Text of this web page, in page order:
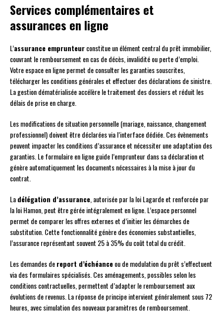
Services complémentaires et
assurances en ligne
L’assurance emprunteurconstitue un élément central du prêt immobilier,
couvrant le remboursement en cas de décès, invalidité ou perte d’emploi.
Votre espace en ligne permet de consulter les garanties souscrites,
télécharger les conditions générales et effectuer des déclarations de sinistre.
La gestion dématérialisée accélère le traitement des dossiers et réduit les
délais de prise en charge.
Les modifications de situation personnelle (mariage, naissance, changement
professionnel) doivent être déclarées via l’interface dédiée. Ces évènements
peuvent impacter les conditions d’assurance et nécessiter une adaptation des
garanties. Le formulaire en ligne guide l’emprunteur dans sa déclaration et
génère automatiquement les documents nécessaires à la mise à jour du
contrat.
Ladélégation d’assurance , autorisée par la loi Lagarde et renforcée par
la loi Hamon, peut être gérée intégralement en ligne. L’espace personnel
permet de comparer les offres externes et d’initier les démarches de
substitution. Cette fonctionnalité génère des économies substantielles,
l’assurance représentant souvent 25 à 35% du coût total du crédit.
Les demandes dereport d’échéanceou de modulation du prêt s’effectuent
via des formulaires spécialisés. Ces aménagements, possibles selon les
conditions contractuelles, permettent d’adapter le remboursement aux
évolutions de revenus. La réponse de principe intervient généralement sous 72
heures, avec simulation des nouveaux paramètres de remboursement.